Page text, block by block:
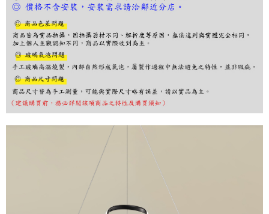
ATM／網路銀行／等多元方式進行付款，方視為交易完成。
購買商品的店家。未經商家同意取消之訂單仍視為有效，需透過AFTEE先享
後付繳納相關費用。
※ 交易是否成功請以「AFTEE先享後付 」之結帳頁面顯示為準，若有關於
是否繳費成功／繳費後需取消欲退款等相關疑問，請聯繫「AFTEE先享後付
客戶支援中心」 https://netprotections.freshdesk.com/support/home
【注意事項】
１．透過由恩沛科技股份有限公司提供之「AFTEE先享後付」服務完成之交
易，需依本服務之必要範圍內提供個人資料，並將交易相關給付款項請求債
權轉讓予恩沛科技股份有限公司。
２．關於個人資料處理事宜，請瀏覽以下網址：
https://aftee.tw/terms/#terms3
３．未成年的使用者請事先徵得法定代理人或監護人之同意方可使用
「AFTEE先享後付」，若未經同意申辦者引起之損失，本公司不負相關責
４．使用「AFTEE先享後付」時，將依據個別帳號之用戶狀況，依本公司即
時審查核予不同之上限額度；若仍有額度不足之情形，本公司將視審查結果
請求用戶進行身份認證。